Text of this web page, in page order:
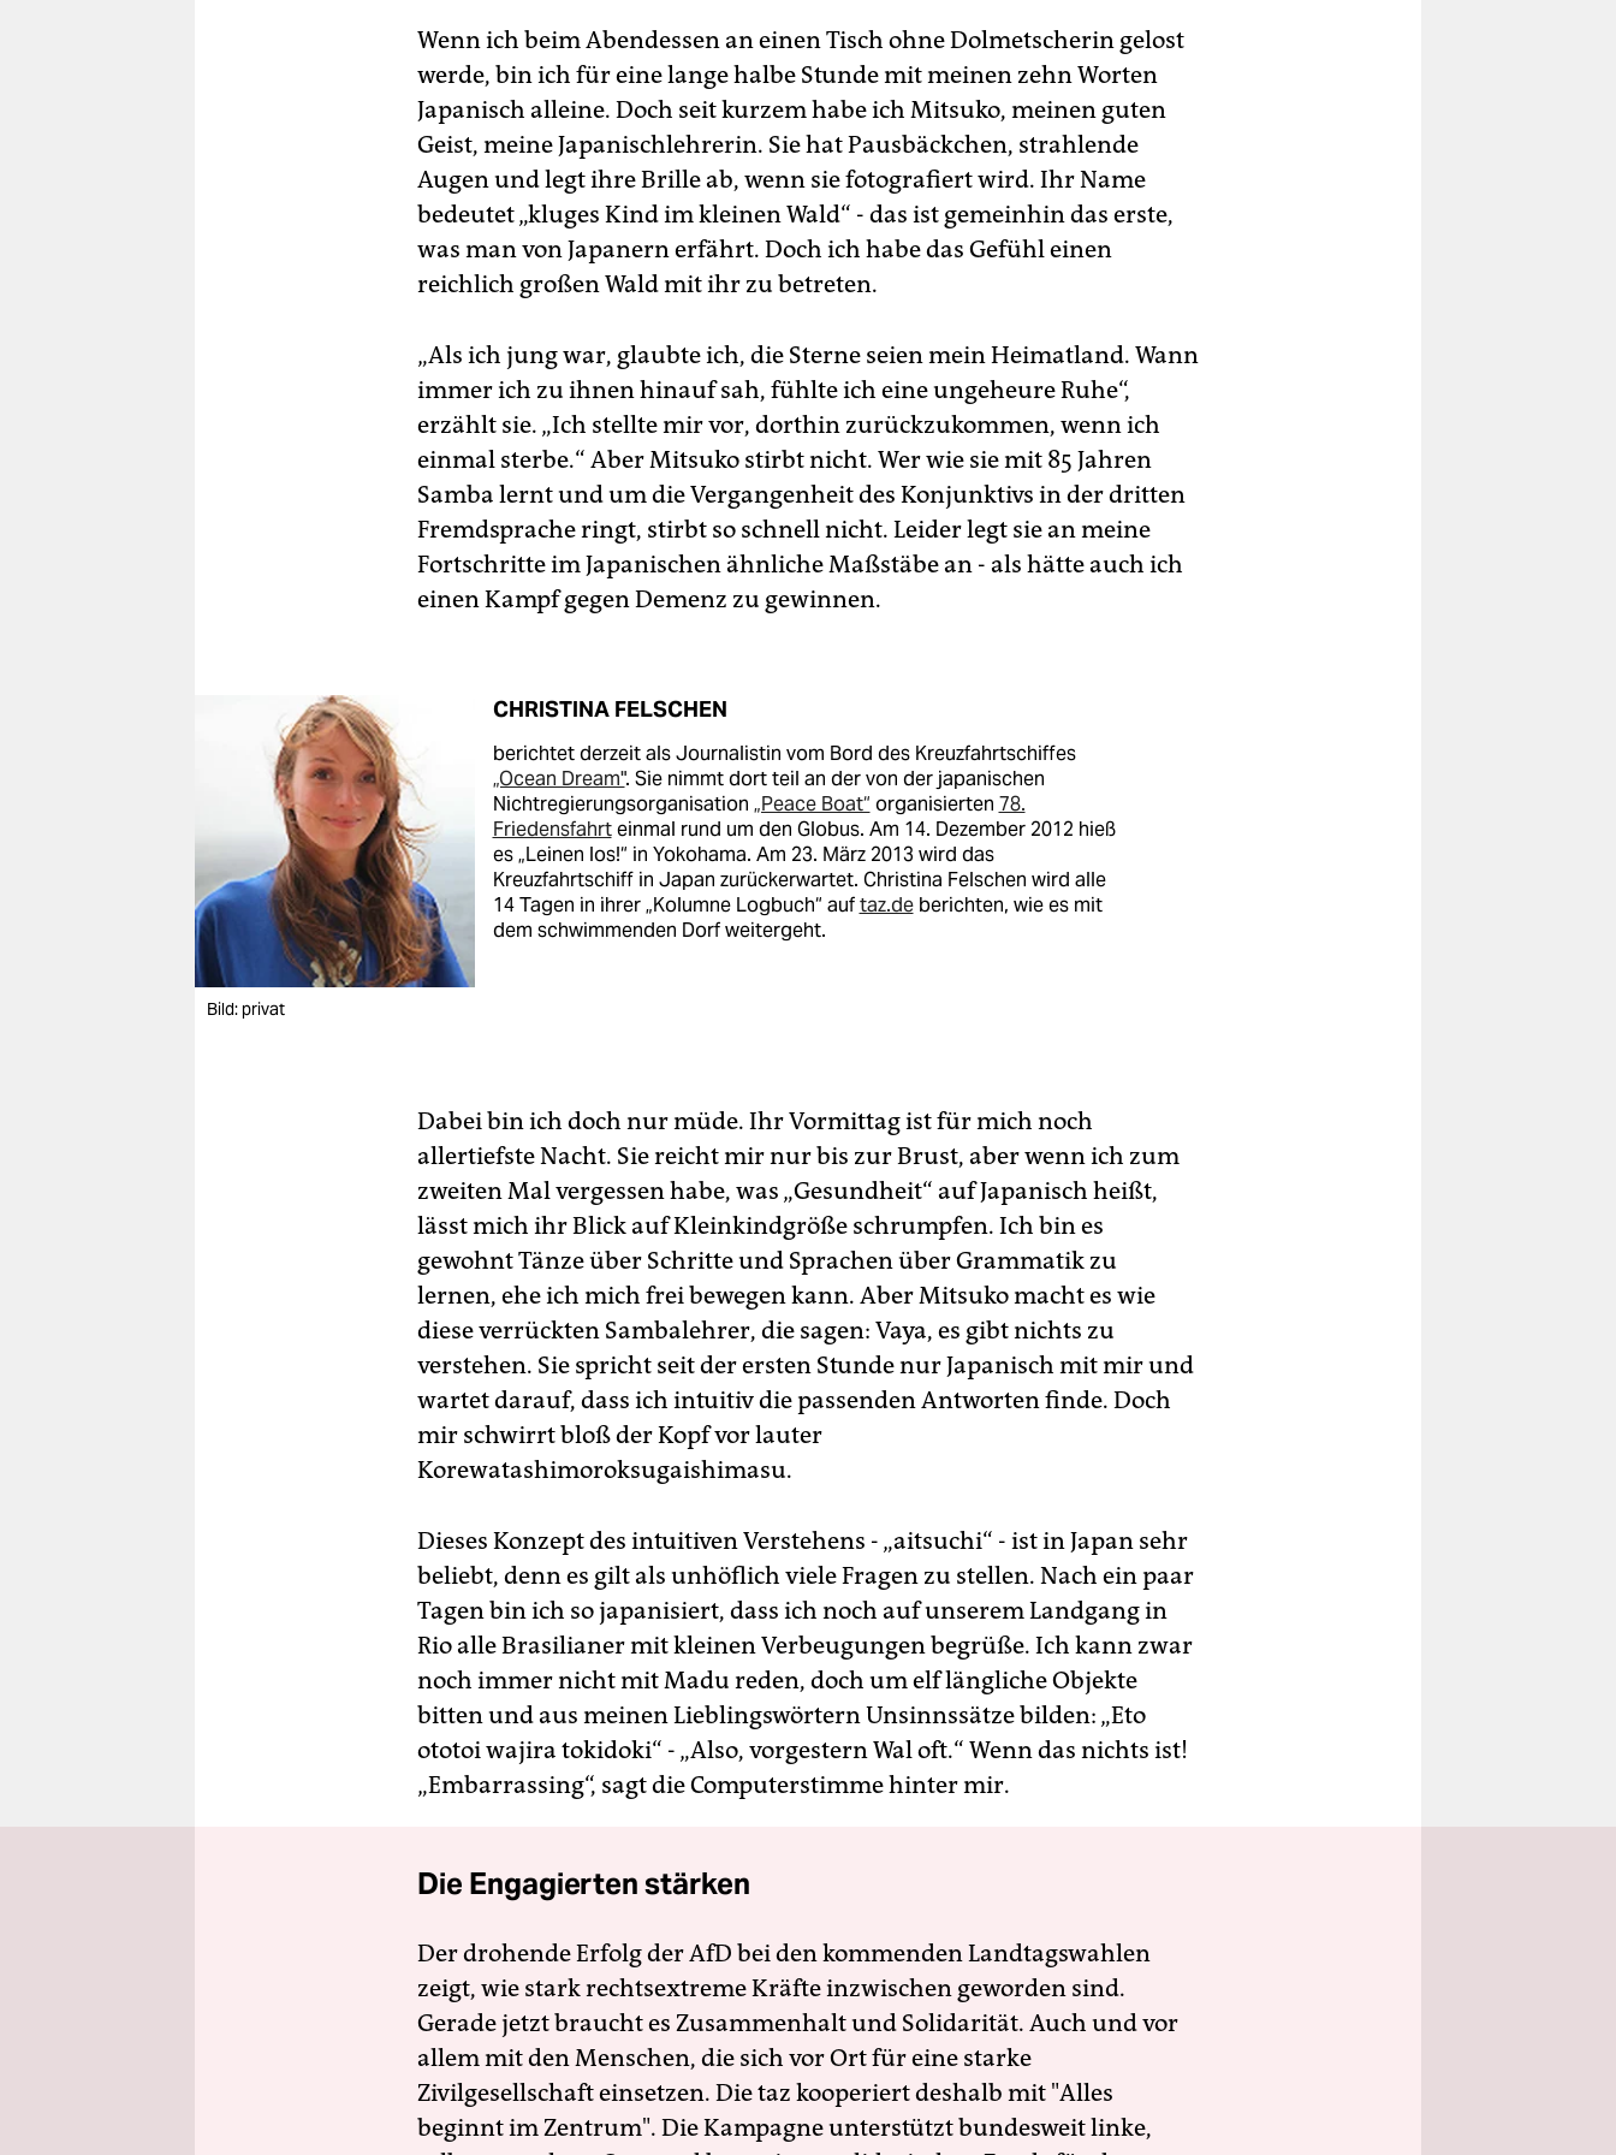
Wenn ich beim Abendessen an einen Tisch ohne Dolmetscherin gelost
werde, bin ich für eine lange halbe Stunde mit meinen zehn Worten
Japanisch alleine. Doch seit kurzem habe ich Mitsuko, meinen guten
Geist, meine Japanischlehrerin. Sie hat Pausbäckchen, strahlende
Augen und legt ihre Brille ab, wenn sie fotografiert wird. Ihr Name
bedeutet „kluges Kind im kleinen Wald“ - das ist gemeinhin das erste,
was man von Japanern erfährt. Doch ich habe das Gefühl einen
reichlich großen Wald mit ihr zu betreten.
„Als ich jung war, glaubte ich, die Sterne seien mein Heimatland. Wann
immer ich zu ihnen hinauf sah, fühlte ich eine ungeheure Ruhe“,
erzählt sie. „Ich stellte mir vor, dorthin zurückzukommen, wenn ich
einmal sterbe.“ Aber Mitsuko stirbt nicht. Wer wie sie mit 85 Jahren
Samba lernt und um die Vergangenheit des Konjunktivs in der dritten
Fremdsprache ringt, stirbt so schnell nicht. Leider legt sie an meine
Fortschritte im Japanischen ähnliche Maßstäbe an - als hätte auch ich
einen Kampf gegen Demenz zu gewinnen.
Bild: privat
CHRISTINA FELSCHEN
berichtet derzeit als Journalistin vom Bord des Kreuzfahrtschiffes
„Ocean Dream". Sie nimmt dort teil an der von der japanischen
Nichtregierungsorganisation „Peace Boat“ organisierten 78.
Friedensfahrteinmal rund um den Globus. Am 14. Dezember 2012 hieß
es „Leinen los!“ in Yokohama. Am 23. März 2013 wird das
Kreuzfahrtschiff in Japan zurückerwartet. Christina Felschen wird alle
14 Tagen in ihrer „Kolumne Logbuch“ auftaz.deberichten, wie es mit
dem schwimmenden Dorf weitergeht.
Dabei bin ich doch nur müde. Ihr Vormittag ist für mich noch
allertiefste Nacht. Sie reicht mir nur bis zur Brust, aber wenn ich zum
zweiten Mal vergessen habe, was „Gesundheit“ auf Japanisch heißt,
lässt mich ihr Blick auf Kleinkindgröße schrumpfen. Ich bin es
gewohnt Tänze über Schritte und Sprachen über Grammatik zu
lernen, ehe ich mich frei bewegen kann. Aber Mitsuko macht es wie
diese verrückten Sambalehrer, die sagen: Vaya, es gibt nichts zu
verstehen. Sie spricht seit der ersten Stunde nur Japanisch mit mir und
wartet darauf, dass ich intuitiv die passenden Antworten finde. Doch
mir schwirrt bloß der Kopf vor lauter
Korewatashimoroksugaishimasu.
Dieses Konzept des intuitiven Verstehens - „aitsuchi“ - ist in Japan sehr
beliebt, denn es gilt als unhöflich viele Fragen zu stellen. Nach ein paar
Tagen bin ich so japanisiert, dass ich noch auf unserem Landgang in
Rio alle Brasilianer mit kleinen Verbeugungen begrüße. Ich kann zwar
noch immer nicht mit Madu reden, doch um elf längliche Objekte
bitten und aus meinen Lieblingswörtern Unsinnssätze bilden: „Eto
ototoi wajira tokidoki“ - „Also, vorgestern Wal oft.“ Wenn das nichts ist!
„Embarrassing“, sagt die Computerstimme hinter mir.
Die Engagierten stärken
Der drohende Erfolg der AfD bei den kommenden Landtagswahlen
zeigt, wie stark rechtsextreme Kräfte inzwischen geworden sind.
Gerade jetzt braucht es Zusammenhalt und Solidarität. Auch und vor
allem mit den Menschen, die sich vor Ort für eine starke
Zivilgesellschaft einsetzen. Die taz kooperiert deshalb mit "Alles
beginnt im Zentrum". Die Kampagne unterstützt bundesweit linke,